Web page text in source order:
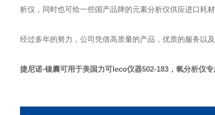
析仪，同时也可给一些国产品牌的元素分析仪供应进口耗
经过多年的努力，公司凭借高质量的产品，优质的服务以
捷尼诺-镍囊可用于美国力可leco仪器502-183 ，氧分析仪专